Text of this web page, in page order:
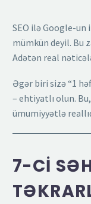
SEO ilə Google-un
mümkün deyil. Bu
Adətən real
Əgər biri sizə “1
– ehtiyatlı olun.
ümumiyyətlə
7-CI